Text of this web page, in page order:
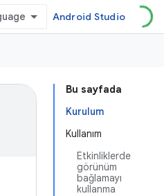
Android Studio
Bu sayfada
Kurulum
Kullanım
Etkinliklerde
görünüm
bağlamayı
kullanma